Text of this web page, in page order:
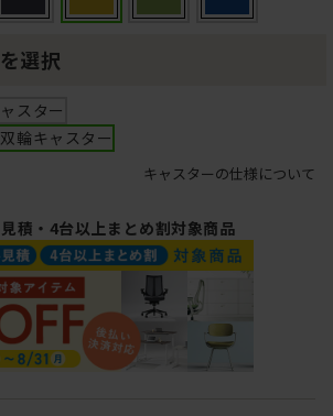
選択
スター
輪キャスター
キャスターの仕様について
積・4台以上まとめ割対象商品